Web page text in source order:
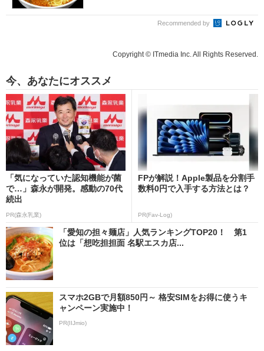
Recommended by
Copyright © ITmedia Inc. All Rights Reserved.
今、あなたにオススメ
「気になっていた認知機能が菌
で…」森永が開発。感動の70代
続出
PR(森永乳業)
FPが解説！Apple製品を分割手
数料0円で入手する方法とは？
PR(Fav-Log)
「愛知の担々麺店」人気ランキングTOP20！ 第1
位は「想吃担担面 名駅エスカ店...
スマホ2GBで月額850円～ 格安SIMをお得に使うキ
ャンペーン実施中！
PR(IIJmio)